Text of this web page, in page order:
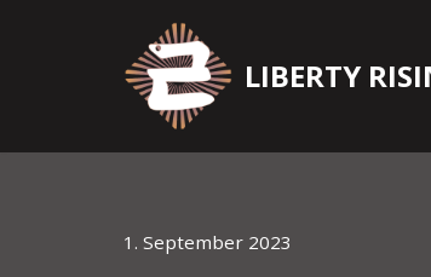
LIBERTY
1. September 2023